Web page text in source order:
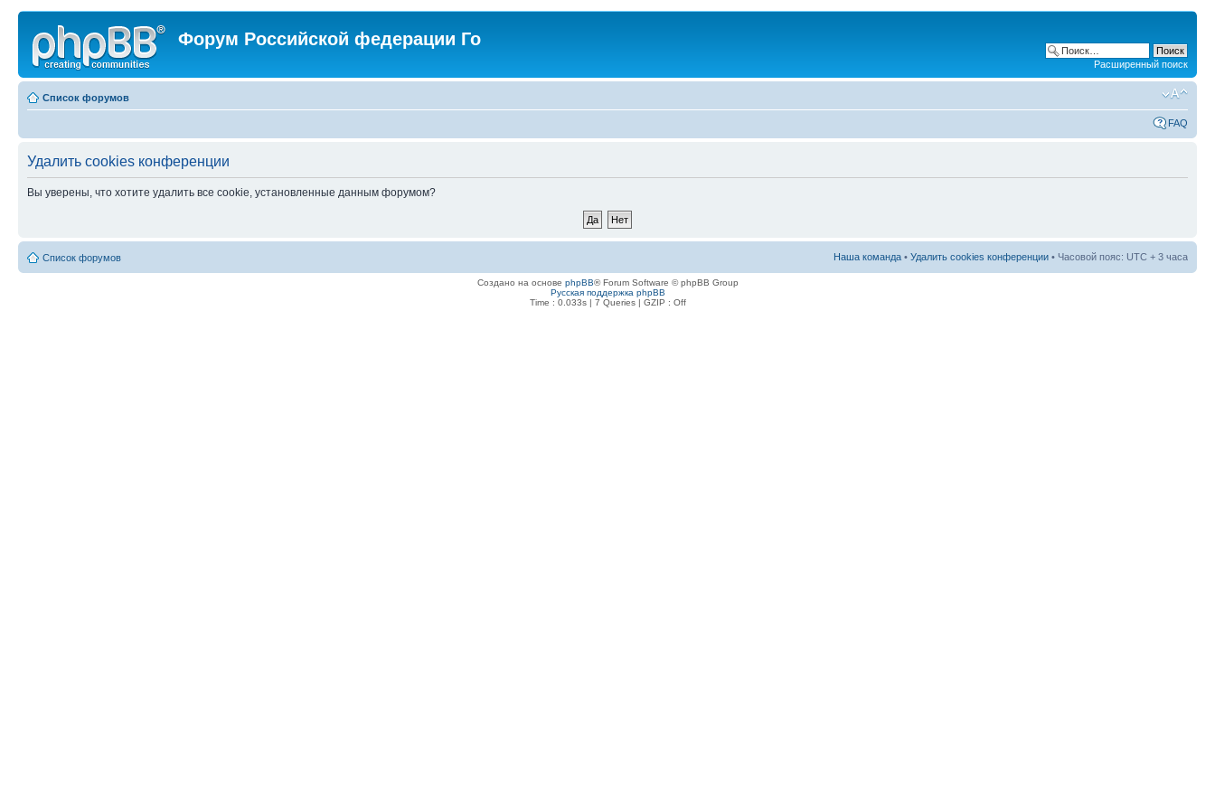
Форум Российской федерации Го
Расширенный поиск
Список форумов
FAQ
Удалить cookies конференции
Вы уверены, что хотите удалить все cookie, установленные данным форумом?
Список форумов Наша команда • Удалить cookies конференции • Часовой пояс: UTC + 3 часа
Создано на основе phpBB® Forum Software © phpBB Group
Русская поддержка phpBB
Time : 0.033s | 7 Queries | GZIP : Off